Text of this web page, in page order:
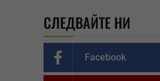
СЛЕДВАЙТЕ НИ
Facebook